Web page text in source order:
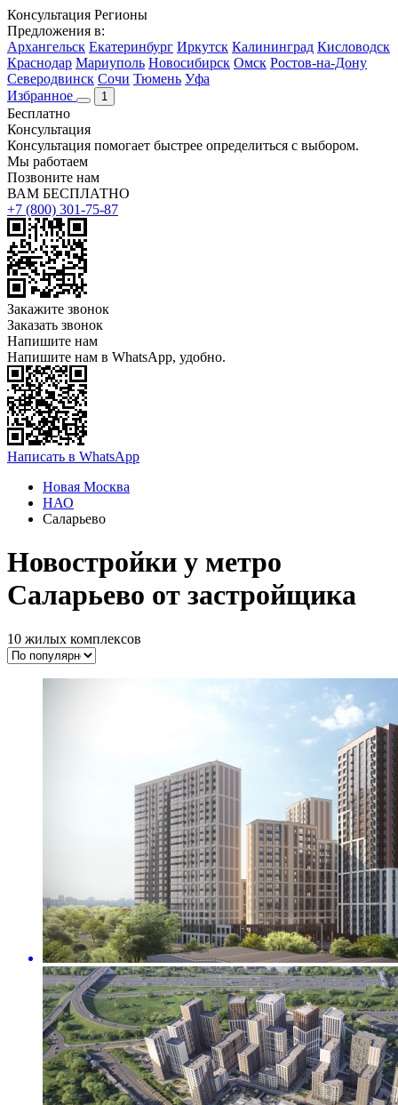
Консультация Регионы
Предложения в:
Архангельск Екатеринбург Иркутск Калининград Кисловодск
Краснодар Мариуполь Новосибирск Омск Ростов-на-Дону
Северодвинск Сочи Тюмень Уфа
Избранное
1
Бесплатно
Консультация
Консультация помогает быстрее определиться с выбором.
Мы работаем
Позвоните нам
ВАМ БЕСПЛАТНО
+7 (800) 301-75-87
Закажите звонок
Заказать звонок
Напишите нам
Напишите нам в WhatsApp, удобно.
Написать в WhatsApp
Новая Москва
НАО
Саларьево
Новостройки у метро
Саларьево от застройщика
10 жилых комплексов